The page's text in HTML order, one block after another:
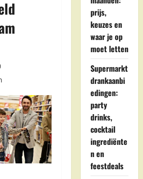
prijs,
keuzes en
waar je op
moet letten
Supermarkt
drankaanbi
edingen:
party
drinks,
cocktail
ingrediënte
n en
feestdeals